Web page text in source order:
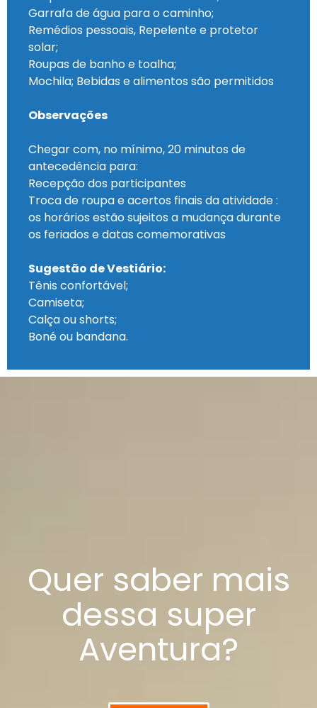
Garrafa de água para o caminho;
Remédios pessoais, Repelente e protetor
solar;
Roupas de banho e toalha;
Mochila; Bebidas e alimentos são permitidos
Observações
Chegar com, no mínimo, 20 minutos de
antecedência para:
Recepção dos participantes
Troca de roupa e acertos finais da atividade :
os horários estão sujeitos a mudança durante
os feriados e datas comemorativas
Sugestão de Vestiário:
Tênis confortável;
Camiseta;
Calça ou shorts;
Boné ou bandana.
Quer saber mais
dessa super
Aventura?